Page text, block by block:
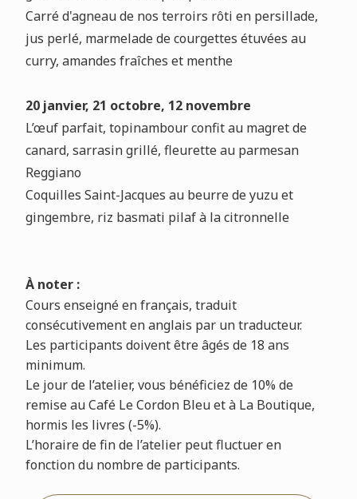
Carré d'agneau de nos terroirs rôti en persillade,
jus perlé, marmelade de courgettes étuvées au
curry, amandes fraîches et menthe
20 janvier, 21 octobre, 12 novembre
L’œuf parfait, topinambour confit au magret de
canard, sarrasin grillé, fleurette au parmesan
Reggiano
Coquilles Saint-Jacques au beurre de yuzu et
gingembre, riz basmati pilaf à la citronnelle
À noter :
Cours enseigné en français, traduit
consécutivement en anglais par un traducteur.
Les participants doivent être âgés de 18 ans
minimum.
Le jour de l’atelier, vous bénéficiez de 10% de
remise au Café Le Cordon Bleu et à La Boutique,
hormis les livres (-5%).
L’horaire de fin de l’atelier peut fluctuer en
fonction du nombre de participants.